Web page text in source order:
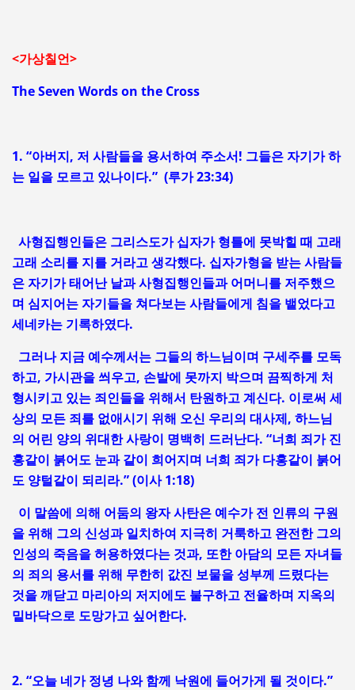
<가상칠언>
The Seven Words on the Cross
1. “아버지, 저 사람들을 용서하여 주소서! 그들은 자기가 하
는 일을 모르고 있나이다.” (루가 23:34)
사형집행인들은 그리스도가 십자가 형틀에 못박힐 때 고래
고래 소리를 지를 거라고 생각했다. 십자가형을 받는 사람들
은 자기가 태어난 날과 사형집행인들과 어머니를 저주했으
며 심지어는 자기들을 쳐다보는 사람들에게 침을 뱉었다고
세네카는 기록하였다.
그러나 지금 예수께서는 그들의 하느님이며 구세주를 모독
하고, 가시관을 씌우고, 손발에 못까지 박으며 끔찍하게 처
형시키고 있는 죄인들을 위해서 탄원하고 계신다. 이로써 세
상의 모든 죄를 없애시기 위해 오신 우리의 대사제, 하느님
의 어린 양의 위대한 사랑이 명백히 드러난다. “너희 죄가 진
홍같이 붉어도 눈과 같이 희어지며 너희 죄가 다홍같이 붉어
도 양털같이 되리라.” (이사 1:18)
이 말씀에 의해 어둠의 왕자 사탄은 예수가 전 인류의 구원
을 위해 그의 신성과 일치하여 지극히 거룩하고 완전한 그의
인성의 죽음을 허용하였다는 것과, 또한 아담의 모든 자녀들
의 죄의 용서를 위해 무한히 값진 보물을 성부께 드렸다는
것을 깨닫고 마리아의 저지에도 불구하고 전율하며 지옥의
밑바닥으로 도망가고 싶어한다.
2. “오늘 네가 정녕 나와 함께 낙원에 들어가게 될 것이다.”